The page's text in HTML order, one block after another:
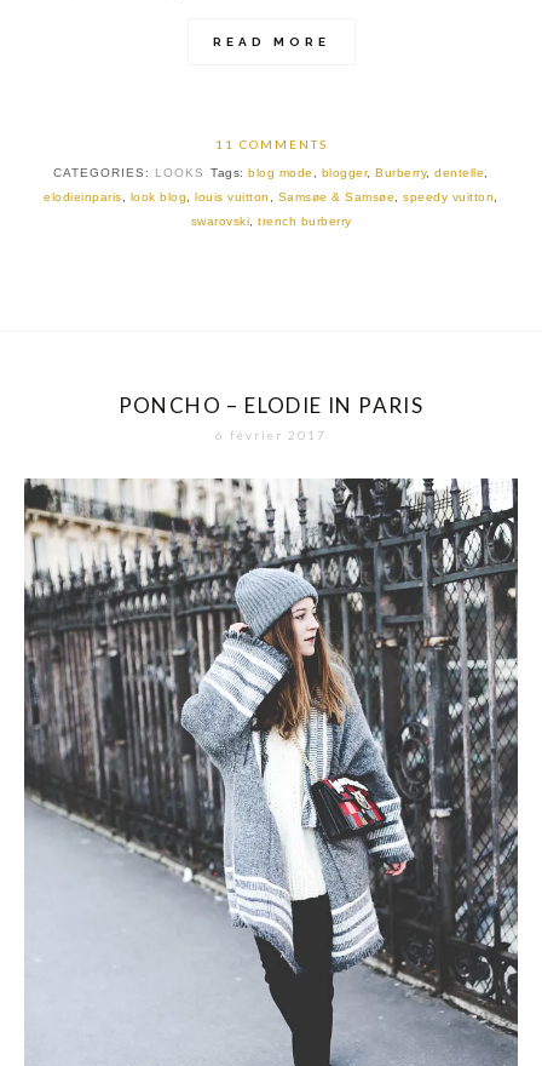
READ MORE
11 COMMENTS
CATEGORIES: LOOKS Tags:blog mode , blogger,Burberry,dentelle,
elodieinparis, look blog,louis vuitton , Samsøe & Samsøe,speedy vuitton,
swarovski, trench burberry
PONCHO – ELODIE IN PARIS
6 février 2017